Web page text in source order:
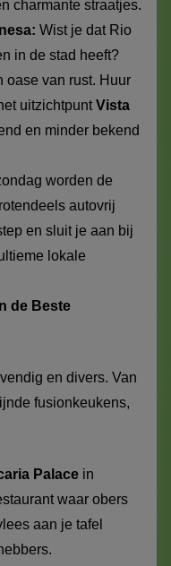
charmante straatjes.
Wist je dat Rio
in de stad heeft?
oase van rust. Huur
uitzichtpuntVista
en minder bekend
worden de
autovrij
en sluit je aan bij
lokale
de Beste
en divers. Van
fusionkeukens,
Palace in
waar obers
aan je tafel